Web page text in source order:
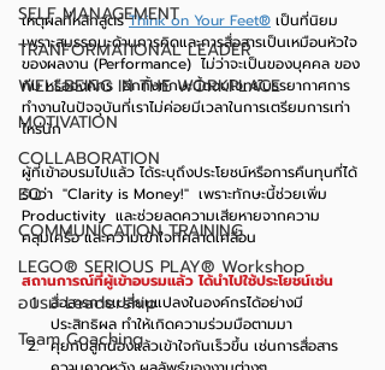
SELF MANAGEMENT
TRANFORMATIONAL LEADER
WELLBEING IN THE WORKPLACE
MOTIVATION
COLLABORATION
EQ
COMMUNICATION TRAINING
LEGO® SERIOUS PLAY® Workshop
อบรม Leadership
Team Coaching
เหตุผลที่หลักสูตร Think on Your Feet® เป็นที่นิยม
เพราะสมรรถนะด้านการคิดและการสื่อสารเป็นเหมือนหัวใจ
ของผลงาน (Performance)  ไม่ว่าจะเป็นของบุคคล ของ
ทีม หรือองค์กร  อีกทั้งทักษะนี้ตอบโจทย์บรรยากาศการ
ทำงานในปัจจุบันที่เราไม่ค่อยมีเวลาในการเตรียมการเท่า
ไหร่นัก
ผู้ที่เข้าอบรมไปแล้ว ได้ระบุถึงประโยชน์หรือการคืนทุนที่ได้
รับว่า  "Clarity is Money!"  เพราะทักษะนี้ช่วยเพิ่ม
Productivity  และช่วยลดความเสียหายจากความ
คลุมเครือ และความเข้าใจที่คลาดเคลื่อน
สถานการณ์ที่ผู้เข้าอบรมแล้ว ได้นำไปใช้ประโยชน์เช่น
สื่อสารการเปลี่ยนแปลงในองค์กรได้อย่างมี
ประสิทธิผล ทำให้เกิดความร่วมมือตามมา
คุยกับลูกน้องแล้วเข้าใจกันเร็วขึ้น เช่นการสื่อสาร